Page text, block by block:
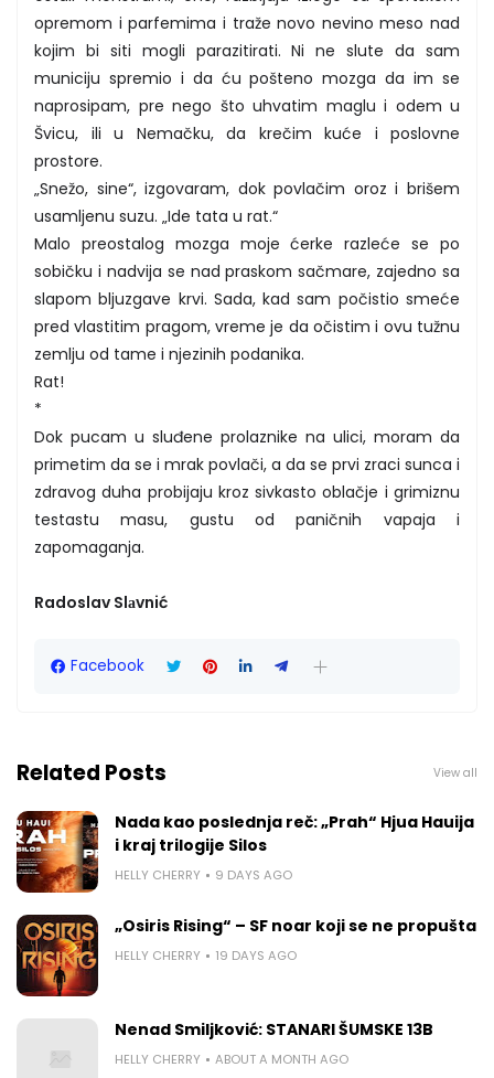
opremom i parfemima i traže novo nevino meso nad
kojim bi siti mogli parazitirati. Ni ne slute da sam
municiju spremio i da ću pošteno mozga da im se
naprosipam, pre nego što uhvatim maglu i odem u
Švicu, ili u Nemačku, da krečim kuće i poslovne
prostore.
„Snežo, sine“, izgovaram, dok povlačim oroz i brišem
usamljenu suzu. „Ide tata u rat.“
Malo preostalog mozga moje ćerke razleće se po
sobičku i nadvija se nad praskom sačmare, zajedno sa
slapom bljuzgave krvi. Sada, kad sam počistio smeće
pred vlastitim pragom, vreme je da očistim i ovu tužnu
zemlju od tame i njezinih podanika.
Rat!
*
Dok pucam u sluđene prolaznike na ulici, moram da
primetim da se i mrak povlači, a da se prvi zraci sunca i
zdravog duha probijaju kroz sivkasto oblačje i grimiznu
testastu masu, gustu od paničnih vapaja i
zapomaganja.
Radoslav Slаvnić
Facebook
Related Posts View all
Nada kao poslednja reč: „Prah“ Hjua Hauija
i kraj trilogije Silos
HELLY CHERRY 9 DAYS AGO
„Osiris Rising“ – SF noar koji se ne propušta
HELLY CHERRY 19 DAYS AGO
Nenad Smiljković: STANARI ŠUMSKE 13B
HELLY CHERRY ABOUT A MONTH AGO